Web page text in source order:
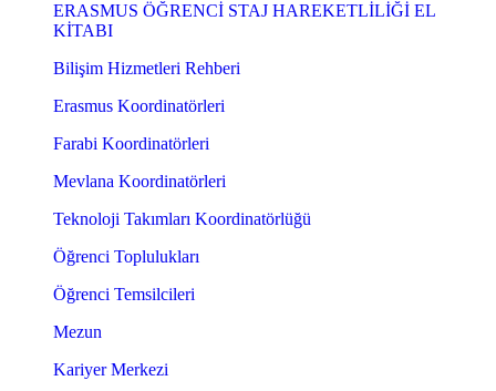
ERASMUS ÖĞRENCİ STAJ HAREKETLİLİĞİ EL
KİTABI
Bilişim Hizmetleri Rehberi
Erasmus Koordinatörleri
Farabi Koordinatörleri
Mevlana Koordinatörleri
Teknoloji Takımları Koordinatörlüğü
Öğrenci Toplulukları
Öğrenci Temsilcileri
Mezun
Kariyer Merkezi